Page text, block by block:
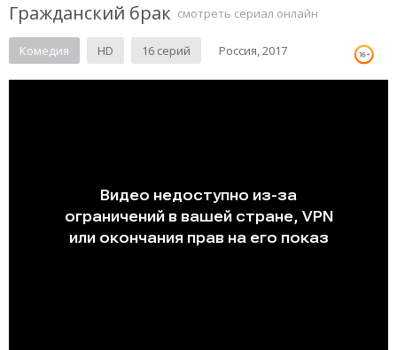
Гражданский брак смотреть сериал онлайн
Комедия HD 16 серий Россия, 2017